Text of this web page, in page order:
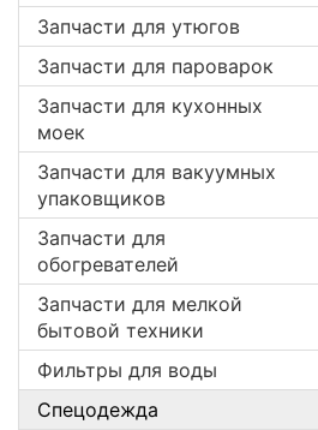
Запчасти для утюгов
Запчасти для пароварок
Запчасти для кухонных
моек
Запчасти для вакуумных
упаковщиков
Запчасти для
обогревателей
Запчасти для мелкой
бытовой техники
Фильтры для воды
Спецодежда